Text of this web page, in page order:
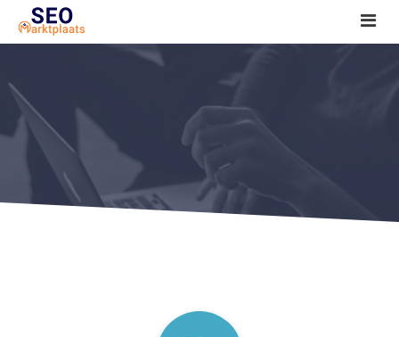
SEO tools reviews
Marketeer bij jou in de buurt?
Offerte
1. Seo voor beginners +
2. Onderzoeken +